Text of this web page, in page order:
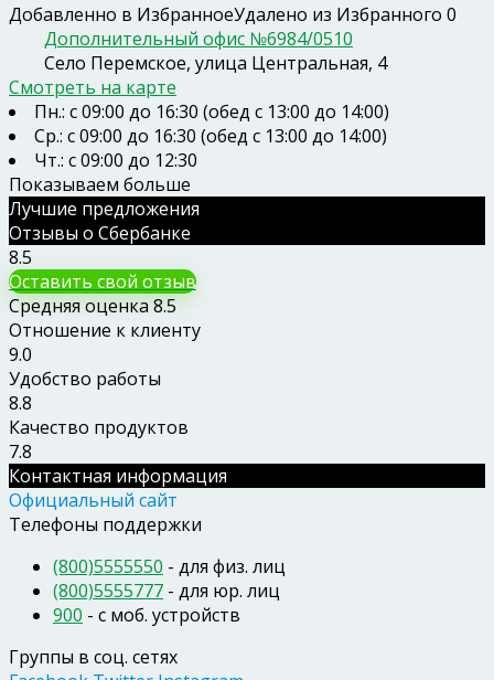
Добавленно в ИзбранноеУдалено из Избранного 0
Дополнительный офис №6984/0510
Село Перемское, улица Центральная, 4
Смотреть на карте
Пн.: с 09:00 до 16:30 (обед с 13:00 до 14:00)
Ср.: с 09:00 до 16:30 (обед с 13:00 до 14:00)
Чт.: с 09:00 до 12:30
Показываем больше
Лучшие предложения
Отзывы о Сбербанке
8.5
Оставить свой отзыв
Средняя оценка 8.5
Отношение к клиенту
9.0
Удобство работы
8.8
Качество продуктов
7.8
Контактная информация
Официальный сайт
Телефоны поддержки
(800)5555550 - для физ. лиц
(800)5555777 - для юр. лиц
900 - c моб. устройств
Группы в соц. сетях